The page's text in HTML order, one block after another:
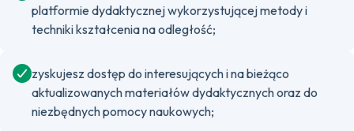
platformie dydaktycznej wykorzystującej metody i
techniki kształcenia na odległość;
zyskujesz dostęp do interesujących i na bieżąco
aktualizowanych materiałów dydaktycznych oraz do
niezbędnych pomocy naukowych;